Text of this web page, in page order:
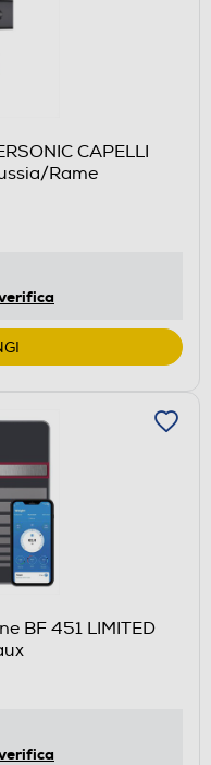
CAPELLI
Rame
BF 451 LIMITED